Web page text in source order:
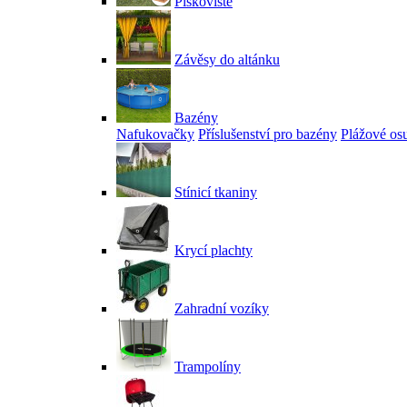
Závěsy do altánku
Bazény
Nafukovačky Příslušenství pro bazény Plážové
Stínicí tkaniny
Krycí plachty
Zahradní vozíky
Trampolíny